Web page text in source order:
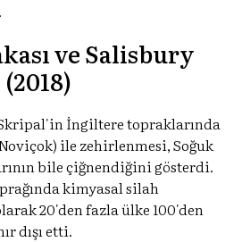
ve Salisbury
Skripal'in İngiltere topraklarında
ile zehirlenmesi, Soğuk
bile çiğnendiğini gösterdi.
kimyasal silah
20'den fazla ülke 100'den
dışı etti.